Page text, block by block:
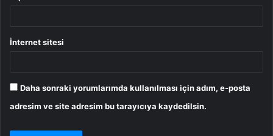
İnternet sitesi
Daha sonraki yorumlarımda kullanılması için adım, e-posta
adresim ve site adresim bu tarayıcıya kaydedilsin.